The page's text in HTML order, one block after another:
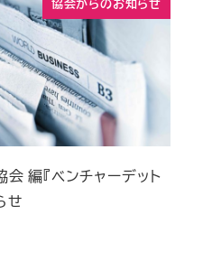
協会からのお知らせ
編『ベンチャーデット
せ